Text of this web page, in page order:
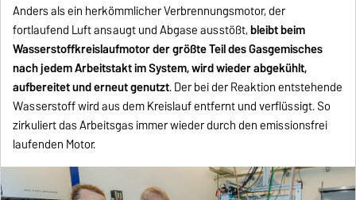
Anders als ein herkömmlicher Verbrennungsmotor, der
fortlaufend Luft ansaugt und Abgase ausstößt,bleibt beim
Wasserstoffkreislaufmotor der größte Teil des Gasgemisches
nach jedem Arbeitstakt im System, wird wieder abgekühlt,
aufbereitet und erneut genutzt. Der bei der Reaktion entstehende
Wasserstoff wird aus dem Kreislauf entfernt und verflüssigt. So
zirkuliert das Arbeitsgas immer wieder durch den emissionsfrei
laufenden Motor.